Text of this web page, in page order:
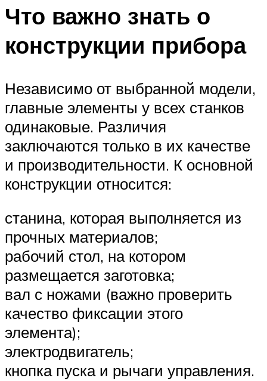
Что важно знать о
конструкции прибора
Независимо от выбранной модели,
главные элементы у всех станков
одинаковые. Различия
заключаются только в их качестве
и производительности. К основной
конструкции относится:
станина, которая выполняется из
прочных материалов;
рабочий стол, на котором
размещается заготовка;
вал с ножами (важно проверить
качество фиксации этого
элемента);
электродвигатель;
кнопка пуска и рычаги управления.